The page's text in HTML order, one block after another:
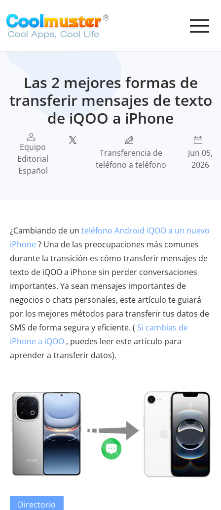
Las 2 mejores formas de
transferir mensajes de texto
de iQOO a iPhone
Equipo
Editorial
Español
Transferencia de
teléfono a teléfono
Jun 05,
2026
¿Cambiando de un teléfono Android iQOO a un nuevo
iPhone ? Una de las preocupaciones más comunes
durante la transición es cómo transferir mensajes de
texto de iQOO a iPhone sin perder conversaciones
importantes. Ya sean mensajes importantes de
negocios o chats personales, este artículo te guiará
por los mejores métodos para transferir tus datos de
SMS de forma segura y eficiente. ( Si cambias de
iPhone a iQOO , puedes leer este artículo para
aprender a transferir datos).
Directorio